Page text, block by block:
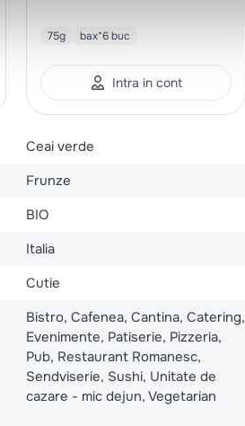
75g bax*6 buc
Intra in cont
Ceai verde
Frunze
BIO
Italia
Cutie
Bistro, Cafenea, Cantina, Catering,
Evenimente, Patiserie, Pizzeria,
Pub, Restaurant Romanesc,
Sendviserie, Sushi, Unitate de
cazare - mic dejun, Vegetarian